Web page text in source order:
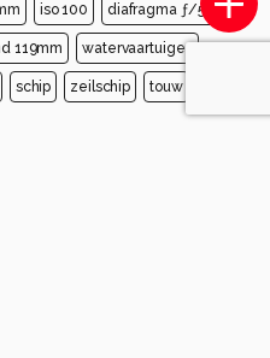
iso 100 diafragma ƒ/5.6
119mm watervaartuigen
schip zeilschip touw